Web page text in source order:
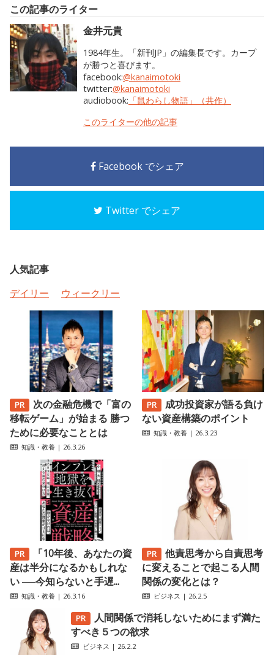
この記事のライター
金井元貴
1984年生。「新刊JP」の編集長です。カープ
が勝つと喜びます。
facebook:@kanaimotoki
twitter:@kanaimotoki
audiobook: 「鼠わらし物語」（共作）
このライターの他の記事
Facebook でシェア
Twitter でシェア
人気記事
デイリー
ウィークリー
次の金融危機で「富の
移転ゲーム」が始まる 勝つ
ために必要なこととは
知識・教養 | 26.3.26
成功投資家が語る負け
ない資産構築のポイント
知識・教養 | 26.3.23
「10年後、あなたの資
産は半分になるかもしれな
い ──今知らないと手遅...
知識・教養 | 26.3.16
他責思考から自責思考
に変えることで起こる人間
関係の変化とは？
ビジネス | 26.2.5
人間関係で消耗しないためにまず満た
すべき５つの欲求
ビジネス | 26.2.2